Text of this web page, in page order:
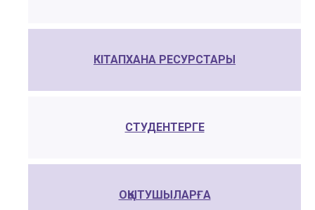
КІТАПХАНА РЕСУРСТАРЫ
СТУДЕНТЕРГЕ
ОҚЫТУШЫЛАРҒА